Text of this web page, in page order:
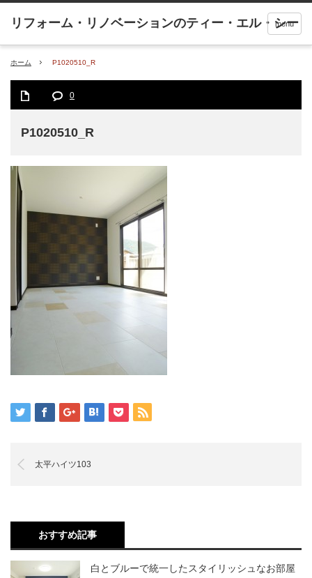
menu
ホーム P1020510_R
0
P1020510_R
太平ハイツ103
おすすめ記事
白とブルーで統一したスタイリッシュなお部屋